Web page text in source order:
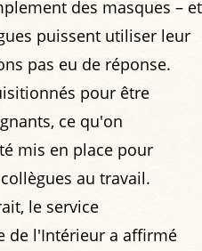
des masques – et
puissent utiliser leur
pas eu de réponse.
pour être
ce qu'on
mis en place pour
au travail.
le service
de l'Intérieur a affirmé